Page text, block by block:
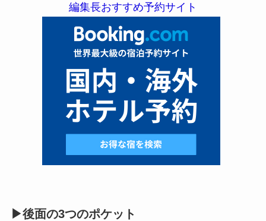
編集長おすすめ予約サイト
▶︎後面の3つのポケット